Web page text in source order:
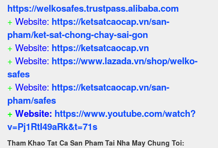
https://welkosafes.trustpass.alibaba.com
+ Website: https://ketsatcaocap.vn/san-
pham/ket-sat-chong-chay-sai-gon
+ Website: https://ketsatcaocap.vn
+ Website: https://www.lazada.vn/shop/welko-
safes
+ Website: https://ketsatcaocap.vn/san-
pham/safes
+ Website: https://www.youtube.com/watch?
v=Pj1RtI49aRk&t=71s
Tham Khao Tat Ca San Pham Tai Nha May Chung Toi: